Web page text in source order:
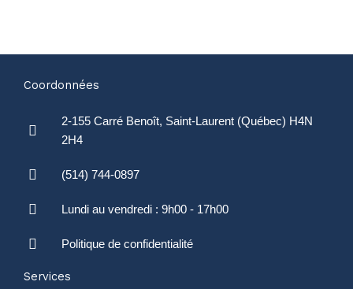
Coordonnées
2-155 Carré Benoît, Saint-Laurent (Québec) H4N
2H4
(514) 744-0897
Lundi au vendredi : 9h00 - 17h00
Politique de confidentialité
Services